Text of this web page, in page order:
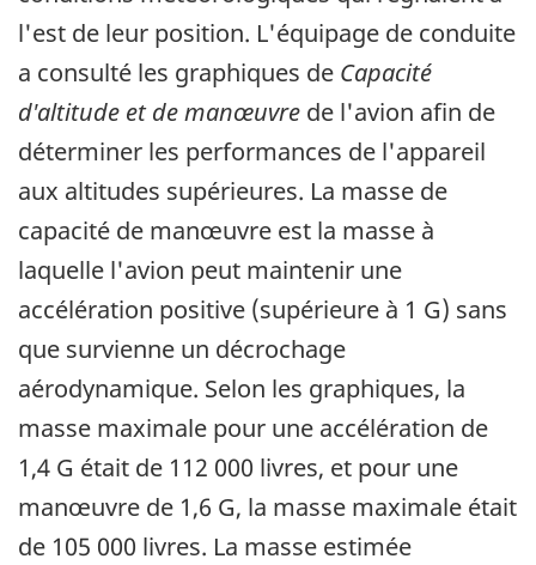
l'est de leur position. L'équipage de conduite
a consulté les graphiques de Capacité
d'altitude et de manœuvre de l'avion afin de
déterminer les performances de l'appareil
aux altitudes supérieures. La masse de
capacité de manœuvre est la masse à
laquelle l'avion peut maintenir une
accélération positive (supérieure à 1 G) sans
que survienne un décrochage
aérodynamique. Selon les graphiques, la
masse maximale pour une accélération de
1,4 G était de 112 000 livres, et pour une
manœuvre de 1,6 G, la masse maximale était
de 105 000 livres. La masse estimée